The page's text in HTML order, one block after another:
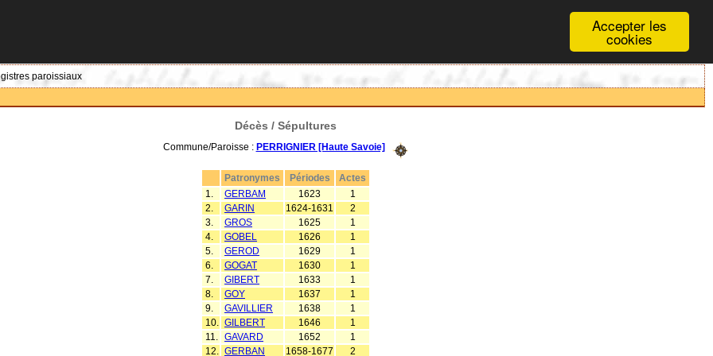
Accepter les
cookies
paroissiaux
Décès / Sépultures
Commune/Paroisse : PERRIGNIER [Haute Savoie]
Patronymes Périodes
Actes
1.
GERBAM 1623
1
2.
GARIN 1624-1631
2
3.
GROS 1625
1
4.
GOBEL 1626
1
5.
GEROD 1629
1
6.
GOGAT 1630
1
7.
GIBERT 1633
1
8.
GOY 1637
1
9.
GAVILLIER 1638
1
10.
GILBERT 1646
1
11.
GAVARD 1652
1
12.
GERBAN 1658-1677
2